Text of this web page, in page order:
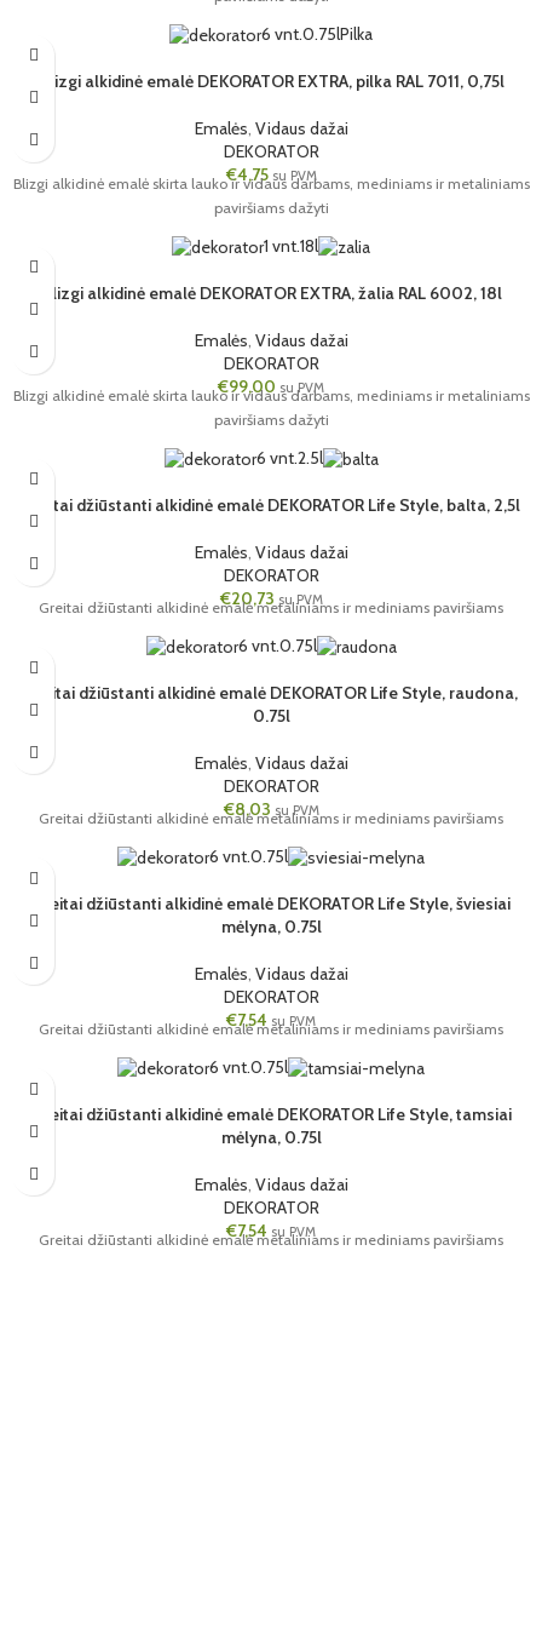
6 vnt.0.75lPilka
Blizgi alkidinė emalė DEKORATOR EXTRA, pilka RAL 7011, 0,75l
Emalės, Vidaus dažai
DEKORATOR
€4,75 su PVM
Blizgi alkidinė emalė skirta lauko ir vidaus darbams, mediniams ir metaliniams
paviršiams dažyti
1 vnt.18l
Blizgi alkidinė emalė DEKORATOR EXTRA, žalia RAL 6002, 18l
Emalės, Vidaus dažai
DEKORATOR
€99,00 su PVM
Blizgi alkidinė emalė skirta lauko ir vidaus darbams, mediniams ir metaliniams
paviršiams dažyti
6 vnt.2.5l
Greitai džiūstanti alkidinė emalė DEKORATOR Life Style, balta, 2,5l
Emalės, Vidaus dažai
DEKORATOR
€20,73 su PVM
Greitai džiūstanti alkidinė emalė metaliniams ir mediniams paviršiams
6 vnt.0.75l
Greitai džiūstanti alkidinė emalė DEKORATOR Life Style, raudona,
0.75l
Emalės, Vidaus dažai
DEKORATOR
€8,03 su PVM
Greitai džiūstanti alkidinė emalė metaliniams ir mediniams paviršiams
6 vnt.0.75l
Greitai džiūstanti alkidinė emalė DEKORATOR Life Style, šviesiai
mėlyna, 0.75l
Emalės, Vidaus dažai
DEKORATOR
€7,54 su PVM
Greitai džiūstanti alkidinė emalė metaliniams ir mediniams paviršiams
6 vnt.0.75l
Greitai džiūstanti alkidinė emalė DEKORATOR Life Style, tamsiai
mėlyna, 0.75l
Emalės, Vidaus dažai
DEKORATOR
€7,54 su PVM
Greitai džiūstanti alkidinė emalė metaliniams ir mediniams paviršiams